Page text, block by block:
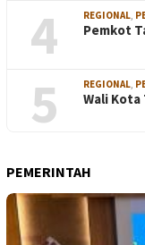
4 REGIONAL,
Pemkot
5 REGIONAL,
Wali
PEMERINTAH